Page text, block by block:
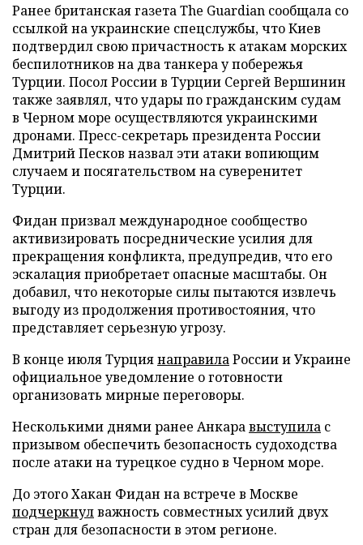
Ранее британская газета The Guardian сообщала со
ссылкой на украинские спецслужбы, что Киев
подтвердил свою причастность к атакам морских
беспилотников на два танкера у побережья
Турции. Посол России в Турции Сергей Вершинин
также заявлял, что удары по гражданским судам
в Черном море осуществляются украинскими
дронами. Пресс-секретарь президента России
Дмитрий Песков назвал эти атаки вопиющим
случаем и посягательством на суверенитет
Турции.
Фидан призвал международное сообщество
активизировать посреднические усилия для
прекращения конфликта, предупредив, что его
эскалация приобретает опасные масштабы. Он
добавил, что некоторые силы пытаются извлечь
выгоду из продолжения противостояния, что
представляет серьезную угрозу.
В конце июля ТурциянаправилаРоссии и Украине
официальное уведомление о готовности
организовать мирные переговоры.
Несколькими днями ранее Анкаравыступила с
призывом обеспечить безопасность судоходства
после атаки на турецкое судно в Черном море.
До этого Хакан Фидан на встрече в Москве
подчеркнулважность совместных усилий двух
стран для безопасности в этом регионе.